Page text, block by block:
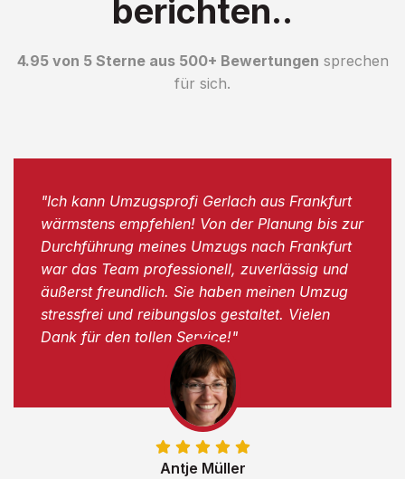
berichten..
4.95 von 5 Sterne aus 500+ Bewertungen sprechen
für sich.
Antje Müller
"Ich kann Umzugsprofi Gerlach aus Frankfurt
wärmstens empfehlen! Von der Planung bis zur
Durchführung meines Umzugs nach Frankfurt
war das Team professionell, zuverlässig und
äußerst freundlich. Sie haben meinen Umzug
stressfrei und reibungslos gestaltet. Vielen
Dank für den tollen Service!"